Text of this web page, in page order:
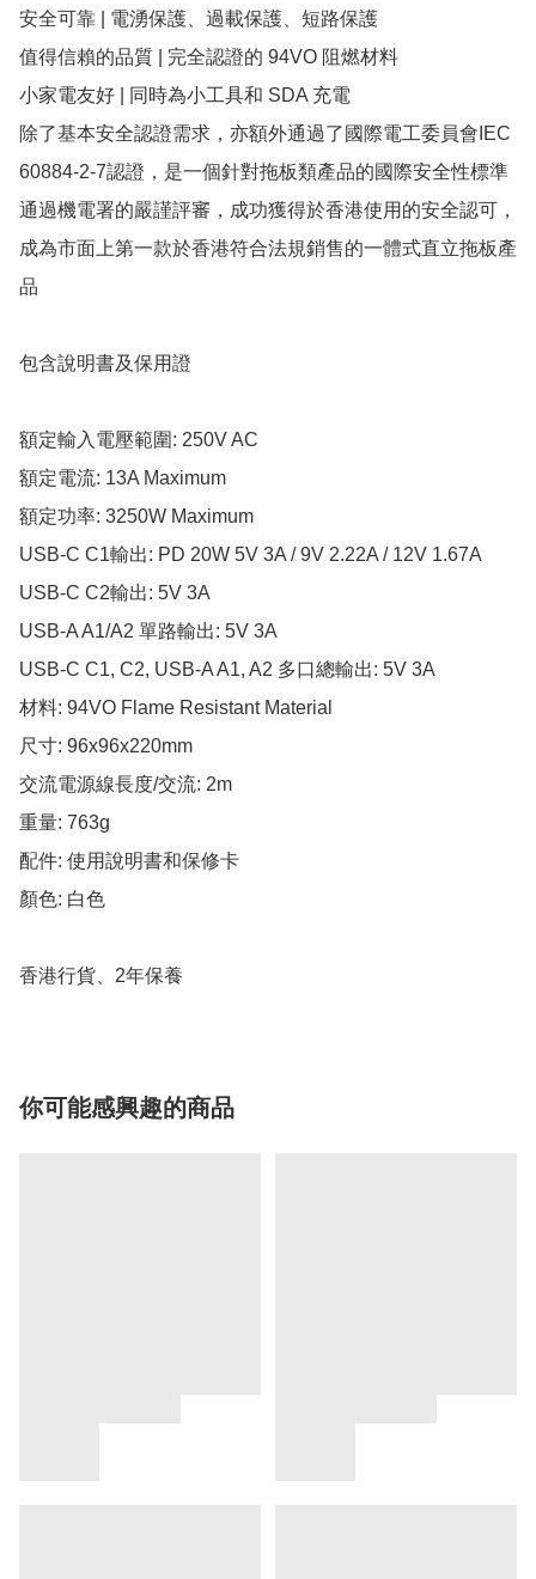
安全可靠 | 電湧保護、過載保護、短路保護
值得信賴的品質 | 完全認證的 94VO 阻燃材料
小家電友好 | 同時為小工具和 SDA 充電
除了基本安全認證需求，亦額外通過了國際電工委員會IEC
60884-2-7認證，是一個針對拖板類產品的國際安全性標準
通過機電署的嚴謹評審，成功獲得於香港使用的安全認可，
成為市面上第一款於香港符合法規銷售的一體式直立拖板產
品
包含說明書及保用證
額定輸入電壓範圍: 250V AC
額定電流: 13A Maximum
額定功率: 3250W Maximum
USB-C C1輸出: PD 20W 5V 3A / 9V 2.22A / 12V 1.67A
USB-C C2輸出: 5V 3A
USB-A A1/A2 單路輸出: 5V 3A
USB-C C1, C2, USB-A A1, A2 多口總輸出: 5V 3A
材料: 94VO Flame Resistant Material
尺寸: 96x96x220mm
交流電源線長度/交流: 2m
重量: 763g
配件: 使用說明書和保修卡
顏色: 白色
香港行貨、2年保養
你可能感興趣的商品